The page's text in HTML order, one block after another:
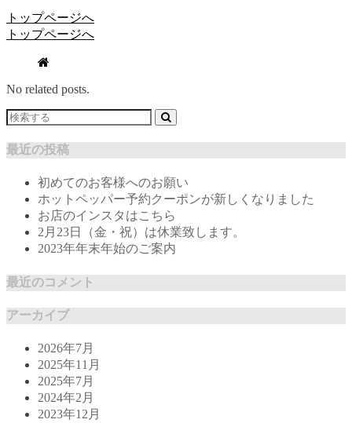
トップページへ
トップページへ
No related posts.
最近の投稿
初めてのお客様へのお願い
ホットペッパー予約クーポンが新しくなりました
お店のインスタはこちら
2月23日（金・祝）は休業致します。
2023年年末年始のご案内
最近のコメント
アーカイブ
2026年7月
2025年11月
2025年7月
2024年2月
2023年12月